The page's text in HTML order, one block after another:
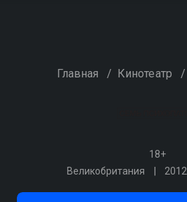
Главная / Кинотеатр /
18+
Великобритания
2012